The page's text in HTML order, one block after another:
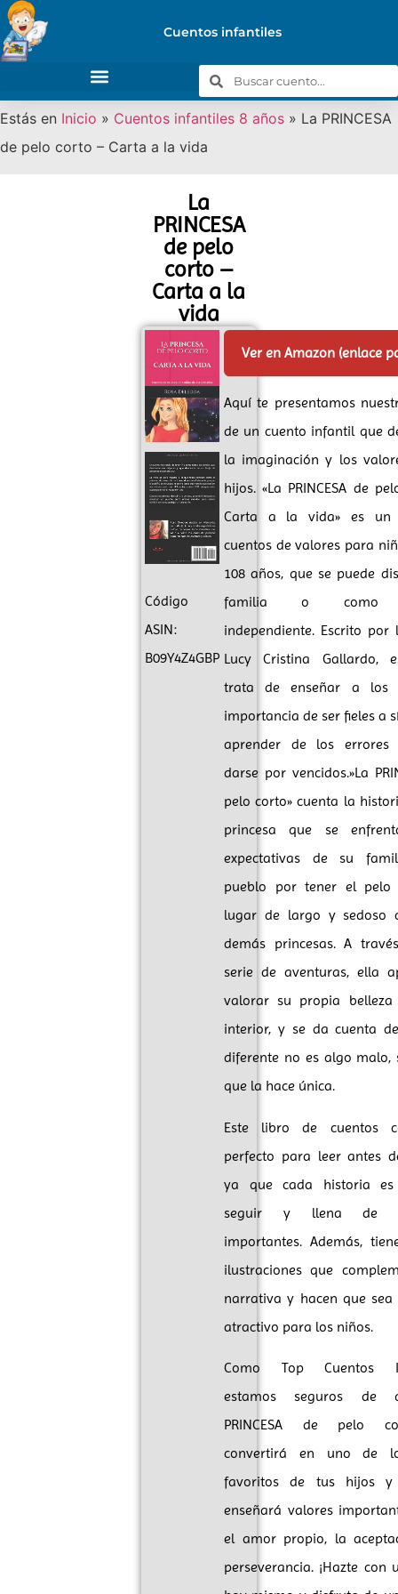
Cuentos infantiles
Estás en Inicio » Cuentos infantiles 8 años » La PRINCESA
de pelo corto – Carta a la vida
La
PRINCESA
de pelo
corto –
Carta a la
vida
Código
ASIN:
B09Y4Z4GBP
Ver en Amazon (enlace
Aquí te presentamos
de un cuento infantil que
la imaginación y los
hijos. «La PRINCESA de
Carta a la vida» es un
cuentos de valores para
108 años, que se puede
familia o como
independiente. Escrito
Lucy Cristina Gallardo,
trata de enseñar a los
importancia de ser fieles a
aprender de los errores
darse por vencidos.»La
pelo corto» cuenta la
princesa que se
expectativas de su
pueblo por tener el pelo
lugar de largo y sedoso
demás princesas. A
serie de aventuras, ella
valorar su propia
interior, y se da cuenta
diferente no es algo malo,
que la hace única.
Este libro de cuentos
perfecto para leer antes
ya que cada historia
seguir y llena de
importantes. Además,
ilustraciones que
narrativa y hacen que
atractivo para los niños.
Como Top Cuentos
estamos seguros de
PRINCESA de pelo
convertirá en uno de
favoritos de tus hijos
enseñará valores
el amor propio, la
perseverancia. ¡Hazte con